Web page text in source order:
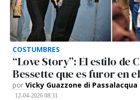
COSTUMBRES
“Love Story”: El estilo de
Bessette que es furor en
por Vicky Guazzone di Passalacqua
12-04-2026 08:31